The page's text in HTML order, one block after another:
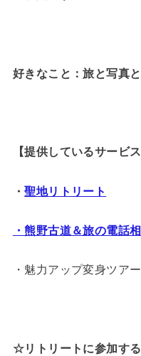
好きなこと：旅と写真
【提供しているサービス
・聖地リトリート
・熊野古道＆旅の電話
・魅力アップ変身ツアー
☆リトリートに参加す